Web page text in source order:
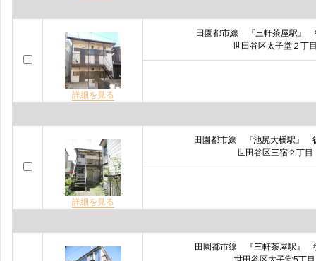
詳細を見る
田園都市線 『三軒茶屋駅
世田谷区太子堂２丁
詳細を見る
田園都市線 『池尻大橋駅』
世田谷区三宿２丁目
田園都市線 『三軒茶屋駅